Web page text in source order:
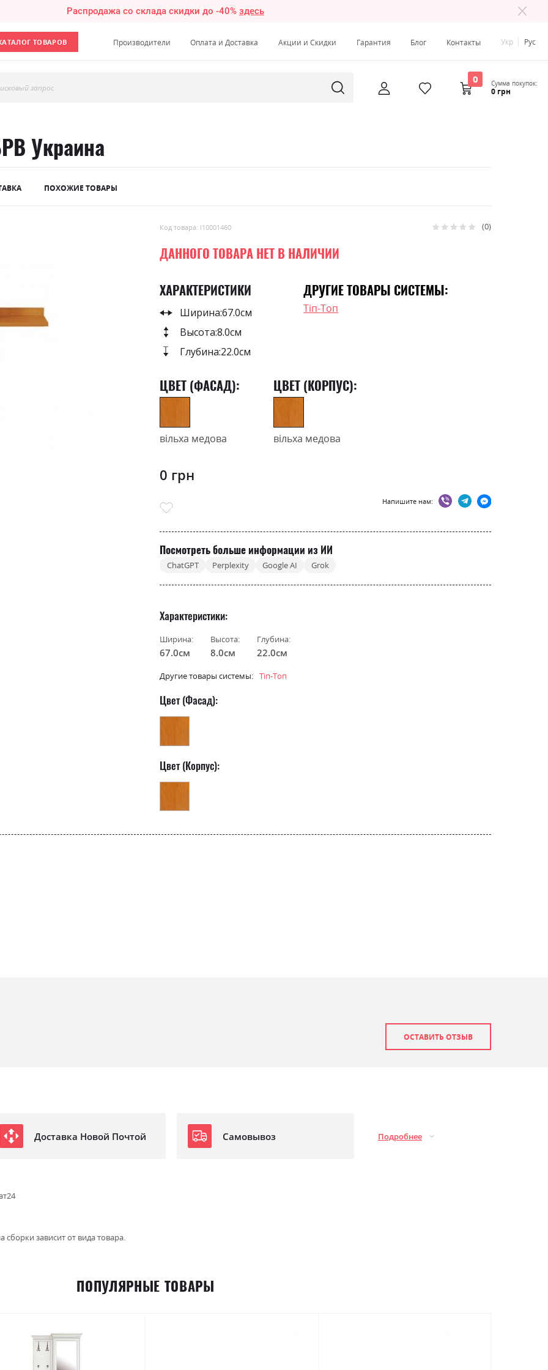
Распродажа со склада скидки до -40%здесь
ТОВАРОВ Производители Оплата и Доставка Акции и Скидки Гарантия Блог Контакты Укр Рус
запрос
0 Сумма покупок:
0 грн
Украина
ПОХОЖИЕ ТОВАРЫ
Код товара: l10001460 Рейтинг: 0
ДАННОГО ТОВАРА НЕТ В НАЛИЧИИ
ХАРАКТЕРИСТИКИ
Ширина:67.0см
Высота:8.0см
Глубина:22.0см
ДРУГИЕ ТОВАРЫ СИСТЕМЫ:
Тіп-Топ
ЦВЕТ (ФАСАД):
вільха медова
ЦВЕТ (КОРПУС):
вільха медова
0 грн
Напишите нам:
Посмотреть больше информации из ИИ
ChatGPT Perplexity Google AI Grok
Характеристики
Ширина:
67.0см
Высота:
8.0см
Глубина:
22.0см
Другие товары системы: Тіп-Топ
Цвет (Фасад):
Цвет (Корпус):
ОСТАВИТЬ ОТЗЫВ
Доставка Новой Почтой Самовывоз Подробнее
зависит от вида товара.
ПОПУЛЯРНЫЕ ТОВАРЫ